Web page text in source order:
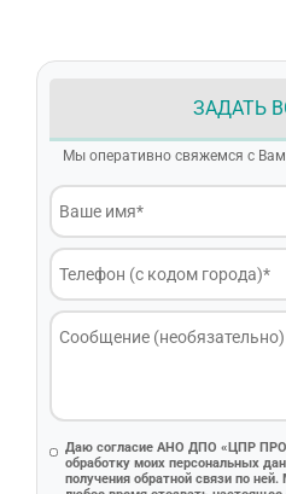
ЗАДАТЬ
Мы оперативно свяжемся с
Даю согласие АНО ДПО «ЦПР
обработку моих персональных
получения обратной связи по